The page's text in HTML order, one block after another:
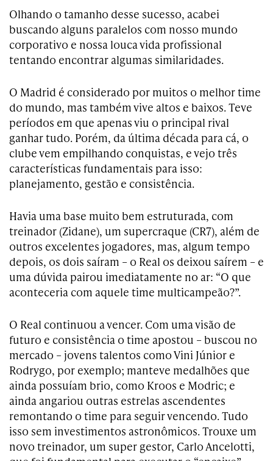
Olhando o tamanho desse sucesso, acabei
buscando alguns paralelos com nosso mundo
corporativo e nossa louca vida profissional
tentando encontrar algumas similaridades.
O Madrid é considerado por muitos o melhor time
do mundo, mas também vive altos e baixos. Teve
períodos em que apenas viu o principal rival
ganhar tudo. Porém, da última década para cá, o
clube vem empilhando conquistas, e vejo três
características fundamentais para isso:
planejamento, gestão e consistência.
Havia uma base muito bem estruturada, com
treinador (Zidane), um supercraque (CR7), além de
outros excelentes jogadores, mas, algum tempo
depois, os dois saíram – o Real os deixou saírem – e
uma dúvida pairou imediatamente no ar: “O que
aconteceria com aquele time multicampeão?”.
O Real continuou a vencer. Com uma visão de
futuro e consistência o time apostou – buscou no
mercado – jovens talentos como Vini Júnior e
Rodrygo, por exemplo; manteve medalhões que
ainda possuíam brio, como Kroos e Modric; e
ainda angariou outras estrelas ascendentes
remontando o time para seguir vencendo. Tudo
isso sem investimentos astronômicos. Trouxe um
novo treinador, um super gestor, Carlo Ancelotti,